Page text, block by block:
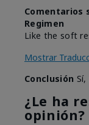
Comentarios
Regimen
Like the soft
Mostrar
Conclusión
¿Le ha
opinión?